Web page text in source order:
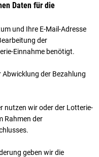
Daten für die
und Ihre E-Mail-Adresse
der
Einnahme benötigt.
der Bezahlung
nutzen wir oder der Lotterie-
Rahmen der
geben wir die